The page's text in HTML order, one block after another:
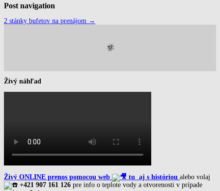
Post navigation
2 stánky bufetov na prenájom →
Živý náhľad
Živý ONLINE prenos pomocou web tu aj s históriou alebo volaj
+421 907 161 126 pre info o teplote vody a otvorenosti v prípade